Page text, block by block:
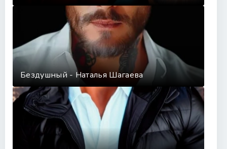
Бездушный - Наталья Шагаева